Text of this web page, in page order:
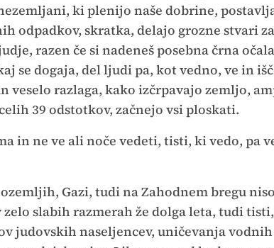
ki plenijo naše dobrine,
odpadkov, skratka, delajo grozne stvari
razen če si nadeneš posebna črna
se dogaja, del ljudi pa, kot vedno, ve in
veselo razlaga, kako izčrpavajo zemljo,
39 odstotkov, začnejo vsi ploskati.
in ne ve ali noče vedeti, tisti, ki vedo, pa
Gazi, tudi na Zahodnem bregu
slabih razmerah že dolga leta, tudi
judovskih naseljencev, uničevanja